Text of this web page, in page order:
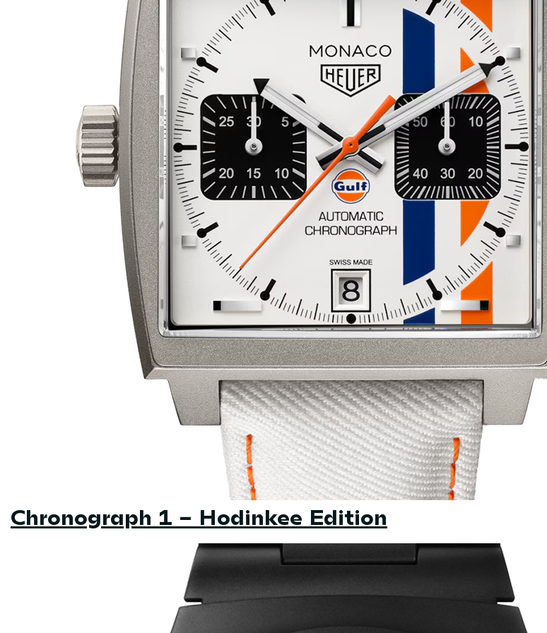
Chronograph 1 – Hodinkee Edition